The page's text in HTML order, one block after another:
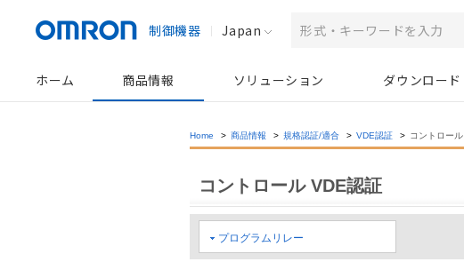
制御機器 Japan
ホーム 商品情報 ソリューション ダウンロード
Home > 商品情報 > 規格認証/適合 > VDE認証 > コントロール
コントロール VDE認証
プログラムリレー